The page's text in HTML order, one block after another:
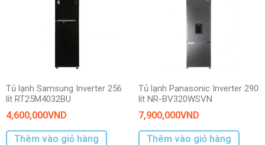
Tủ lạnh Samsung Inverter 256
lít RT25M4032BU
4,600,000VND
Thêm vào giỏ hàng
Tủ lạnh Panasonic Inverter 290
lít NR-BV320WSVN
7,900,000VND
Thêm vào giỏ hàng